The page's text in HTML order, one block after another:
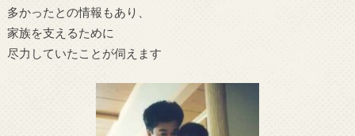
多かったとの情報もあり、
家族を支えるために
尽力していたことが伺えます